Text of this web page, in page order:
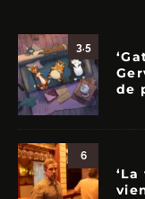
3.5
de
6